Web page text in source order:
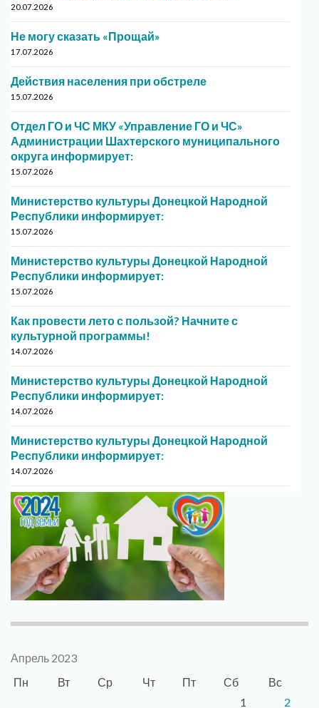
20.07.2026
Не могу сказать «Прощай»
17.07.2026
Действия населения при обстреле
15.07.2026
Отдел ГО и ЧС МКУ «Управление ГО и ЧС»
Администрации Шахтерского муниципального
округа информирует:
15.07.2026
Министерство культуры Донецкой Народной
Республики информирует:
15.07.2026
Министерство культуры Донецкой Народной
Республики информирует:
15.07.2026
Как провести лето с пользой? Начните с
культурной программы!
14.07.2026
Министерство культуры Донецкой Народной
Республики информирует:
14.07.2026
Министерство культуры Донецкой Народной
Республики информирует:
14.07.2026
Апрель 2023
Пн
Вт Ср Чт Пт Сб
Вс
1
2